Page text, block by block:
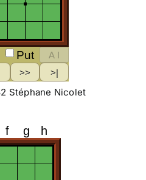
Stéphane Nicolet